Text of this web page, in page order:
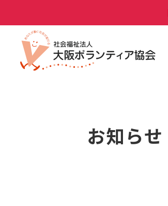
お知らせ